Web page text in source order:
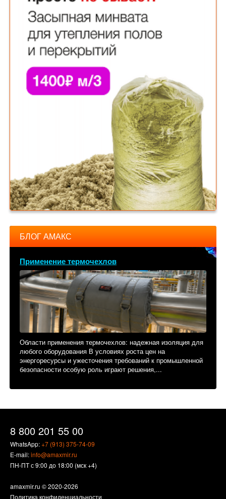
БЛОГ АМАКС
Применение термочехлов
Области применения термочехлов: надежная изоляция для
любого оборудования В условиях роста цен на
энергоресурсы и ужесточения требований к промышленной
безопасности особую роль играют решения,...
8 800 201 55 00
WhatsApp:+7 (913) 375-74-09
E-mail:info@amaxmir.ru
ПН-ПТ с 9:00 до 18:00 (мск +4)
amaxmir.ru © 2020-2026
Политика конфиденциальности